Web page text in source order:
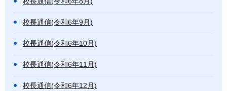
校長通信(令和6年9月)
校長通信(令和6年10月)
校長通信(令和6年11月)
校長通信(令和6年12月)